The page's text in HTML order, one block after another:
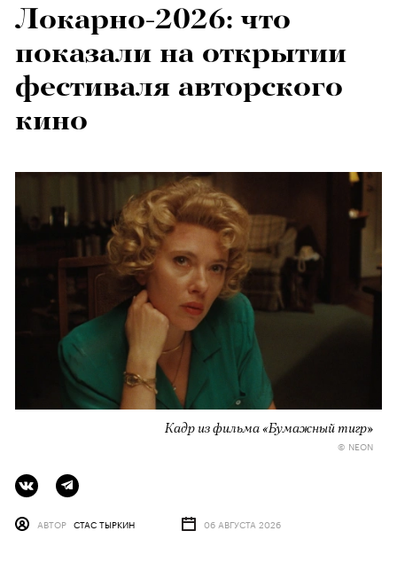
Локарно-2026: что
показали на открытии
фестиваля авторского
кино
Кадр из фильма «Бумажный тигр»
© NEON
АВТОР СТАС ТЫРКИН 06 АВГУСТА 2026